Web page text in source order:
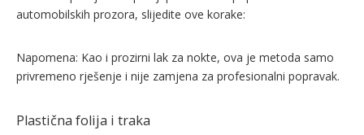
automobilskih prozora, slijedite ove korake:
Napomena: Kao i prozirni lak za nokte, ova je metoda samo
privremeno rješenje i nije zamjena za profesionalni popravak.
Plastična folija i traka